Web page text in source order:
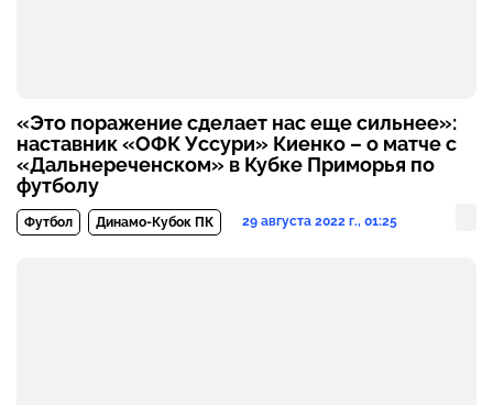
«Это поражение сделает нас еще сильнее»:
наставник «ОФК Уссури» Киенко – о матче с
«Дальнереченском» в Кубке Приморья по
футболу
Футбол Динамо-Кубок ПК 29 августа 2022 г., 01:25